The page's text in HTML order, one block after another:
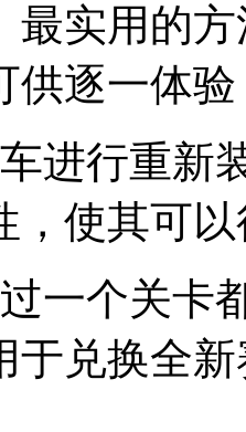
最实用的
供逐一体验
进行重新
，使其可
一个关卡
于兑换全